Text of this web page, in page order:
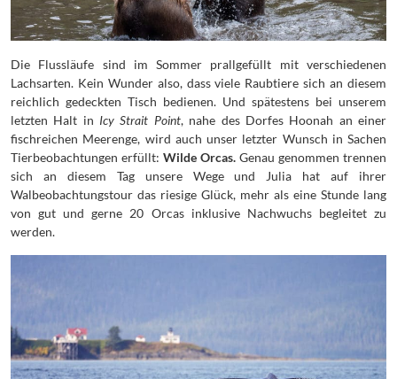
Die Flussläufe sind im Sommer prallgefüllt mit verschiedenen
Lachsarten. Kein Wunder also, dass viele Raubtiere sich an diesem
reichlich gedeckten Tisch bedienen. Und spätestens bei unserem
letzten Halt in Icy Strait Point, nahe des Dorfes Hoonah an einer
fischreichen Meerenge, wird auch unser letzter Wunsch in Sachen
Tierbeobachtungen erfüllt: Wilde Orcas. Genau genommen trennen
sich an diesem Tag unsere Wege und Julia hat auf ihrer
Walbeobachtungstour das riesige Glück, mehr als eine Stunde lang
von gut und gerne 20 Orcas inklusive Nachwuchs begleitet zu
werden.